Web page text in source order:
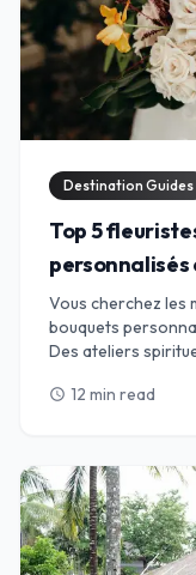
Destination Guides
Top 5
personnalisés
Bali
Vous cherchez les
bouquets
Des ateliers
schedule 12 min read